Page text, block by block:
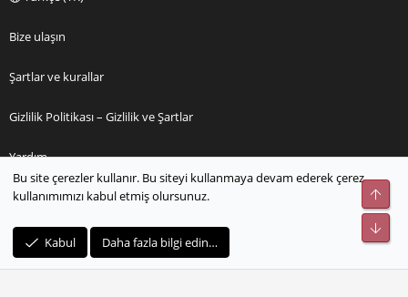
Bize ulaşın
Şartlar ve kurallar
Gizlilik Politikası – Gizlilik ve Şartlar
Yardım
Ana sayfa
S
S
Bu site çerezler kullanır. Bu siteyi kullanmaya devam ederek çerez
kullanımımızı kabul etmiş olursunuz.
Kabul Daha fazla bilgi edin…